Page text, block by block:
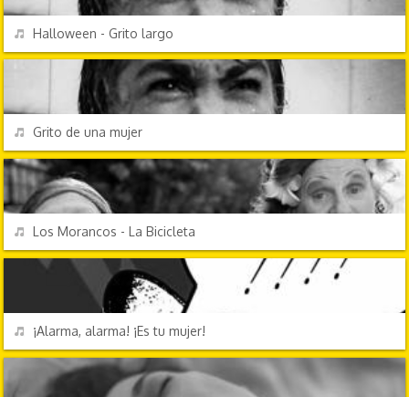
REPRODUCIR
Halloween - Grito largo
REPRODUCIR
Grito de una mujer
REPRODUCIR
Los Morancos - La Bicicleta
REPRODUCIR
¡Alarma, alarma! ¡Es tu mujer!